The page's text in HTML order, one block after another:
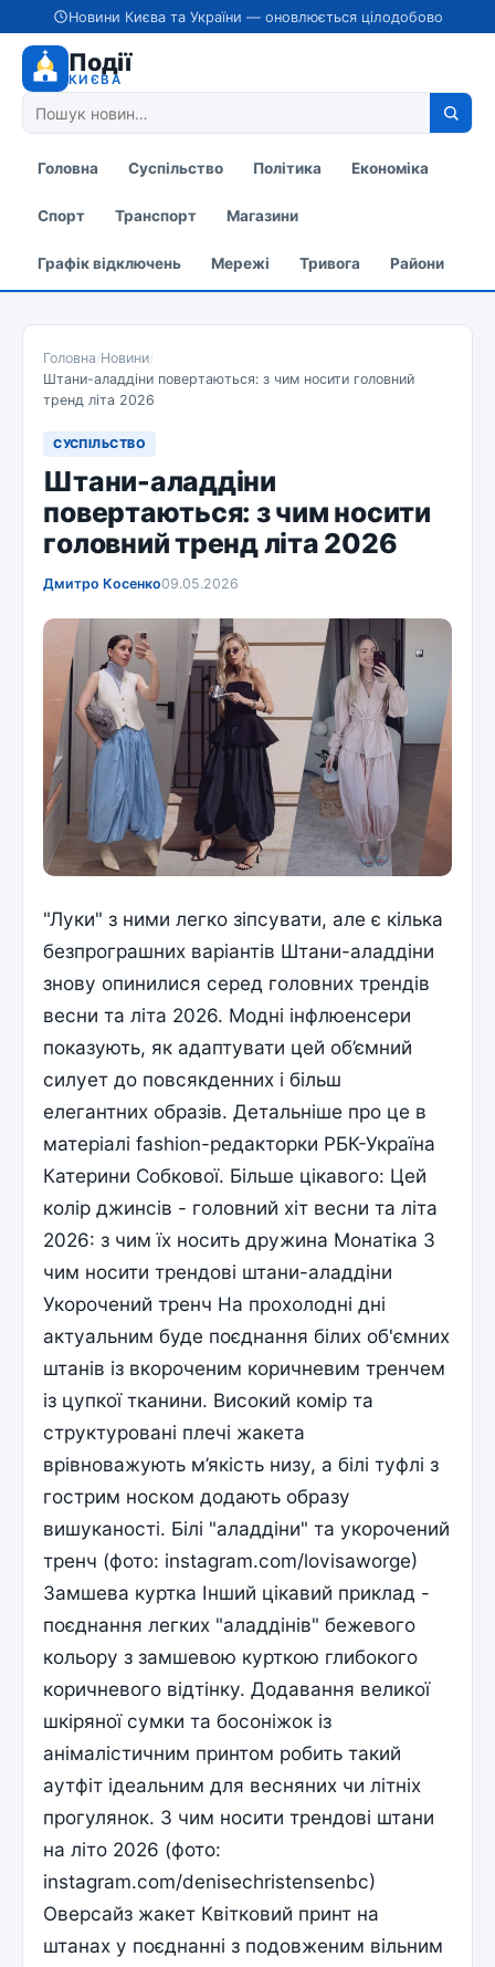
Новини Києва та України — оновлюється цілодобово
Події
КИЄВА
Головна Суспільство Політика Економіка
Спорт Транспорт Магазини
Графік відключень Мережі Тривога Райони
Головна/Новини/
Штани-аладдіни повертаються: з чим носити головний
тренд літа 2026
СУСПІЛЬСТВО
Штани-аладдіни
повертаються: з чим носити
головний тренд літа 2026
Дмитро Косенко09.05.2026
"Луки" з ними легко зіпсувати, але є кілька
безпрограшних варіантів Штани-аладдіни
знову опинилися серед головних трендів
весни та літа 2026. Модні інфлюенсери
показують, як адаптувати цей об’ємний
силует до повсякденних і більш
елегантних образів. Детальніше про це в
матеріалі fashion-редакторки РБК-Україна
Катерини Собкової. Більше цікавого: Цей
колір джинсів - головний хіт весни та літа
2026: з чим їх носить дружина Монатіка З
чим носити трендові штани-аладдіни
Укорочений тренч На прохолодні дні
актуальним буде поєднання білих об'ємних
штанів із вкороченим коричневим тренчем
із цупкої тканини. Високий комір та
структуровані плечі жакета
врівноважують м’якість низу, а білі туфлі з
гострим носком додають образу
вишуканості. Білі "аладдіни" та укорочений
тренч (фото: instagram.com/lovisaworge)
Замшева куртка Інший цікавий приклад -
поєднання легких "аладдінів" бежевого
кольору з замшевою курткою глибокого
коричневого відтінку. Додавання великої
шкіряної сумки та босоніжок із
анімалістичним принтом робить такий
аутфіт ідеальним для весняних чи літніх
прогулянок. З чим носити трендові штани
на літо 2026 (фото:
instagram.com/denisechristensenbc)
Оверсайз жакет Квітковий принт на
штанах у поєднанні з подовженим вільним